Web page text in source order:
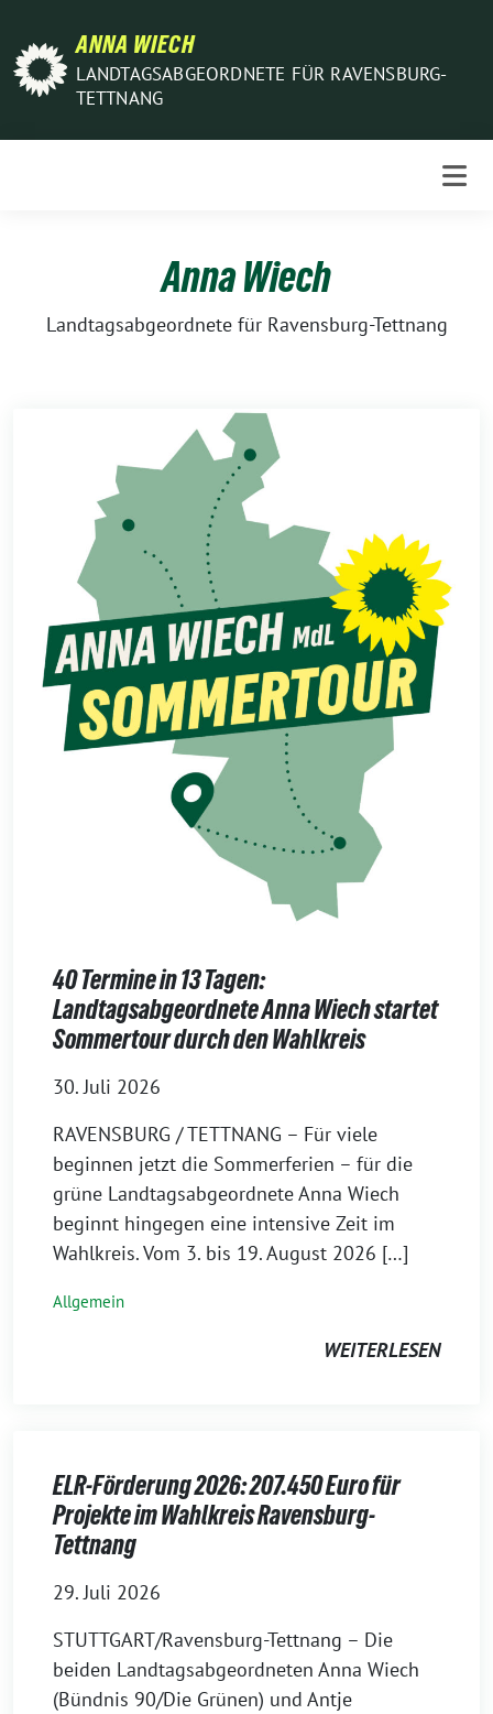
zum
Inhalt
ANNA WIECH
LANDTAGSABGEORDNETE FÜR RAVENSBURG-
TETTNANG
Anna Wiech
Landtagsabgeordnete für Ravensburg-Tettnang
40 Termine in 13 Tagen:
Landtagsabgeordnete Anna Wiech startet
Sommertour durch den Wahlkreis
30. Juli 2026
RAVENSBURG / TETTNANG – Für viele
beginnen jetzt die Sommerferien – für die
grüne Landtagsabgeordnete Anna Wiech
beginnt hingegen eine intensive Zeit im
Wahlkreis. Vom 3. bis 19. August 2026 […]
Allgemein
WEITERLESEN
ELR-Förderung 2026: 207.450 Euro für
Projekte im Wahlkreis Ravensburg-
Tettnang
29. Juli 2026
STUTTGART/Ravensburg-Tettnang – Die
beiden Landtagsabgeordneten Anna Wiech
(Bündnis 90/Die Grünen) und Antje